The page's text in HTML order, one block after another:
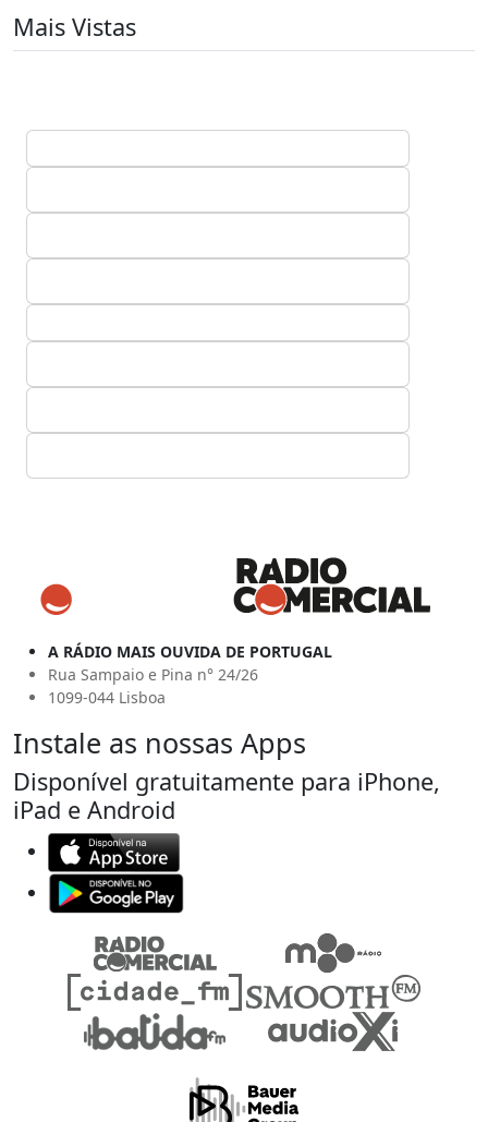
Mais Vistas
A RÁDIO MAIS OUVIDA DE PORTUGAL
Rua Sampaio e Pina n° 24/26
1099-044 Lisboa
Instale as nossas Apps
Disponível gratuitamente para iPhone,
iPad e Android